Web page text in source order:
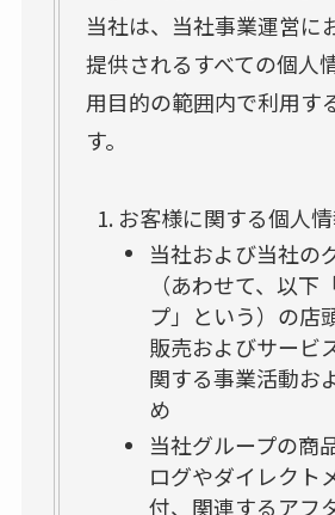
当社は、当社事業運営に
提供されるすべての個人
用目的の範囲内で利用す
す。
お客様に関する個人
当社および当社の
（あわせて、以下
プ」という）の店
販売およびサービ
関する事業活動お
め
当社グループの商
ログやダイレクト
付、関連するアフ